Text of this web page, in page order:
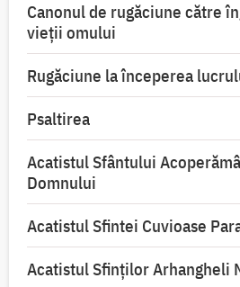
Canonul de rugăciune către
vieții omului
Rugăciune la începerea
Psaltirea
Acatistul Sfântului
Domnului
Acatistul Sfintei Cuvioase
Acatistul Sfinților Arhangheli